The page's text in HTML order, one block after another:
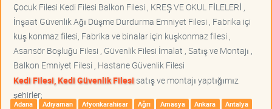
Çocuk Filesi Kedi Filesi Balkon Filesi , KREŞ VE OKUL FİLELERİ ,
İnşaat Güvenlik Ağı Düşme Durdurma Emniyet Filesi , Fabrika içi
kuş konmaz filesi, Fabrika ve binalar için kuşkonmaz filesi ,
Asansör Boşluğu Filesi , Güvenlik Filesi İmalat , Satış ve Montajı ,
Balkon Emniyet Filesi , Hastane Güvenlik Filesi
Kedi Filesi, Kedi Güvenlik Filesisatış ve montajı yaptığımız
şehirler;
Adana Adıyaman Afyonkarahisar Ağrı Amasya Ankara
Antalya